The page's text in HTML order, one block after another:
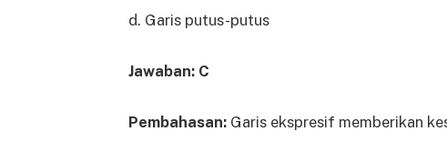
d. Garis putus-putus
Jawaban: C
Pembahasan: Garis ekspresif memberikan